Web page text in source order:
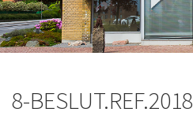
8-BESLUT.REF.2018